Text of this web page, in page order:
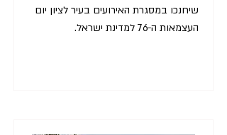
שיחנכו במסגרת האירועים בעיר לציון יום
העצמאות ה-76 למדינת ישראל.